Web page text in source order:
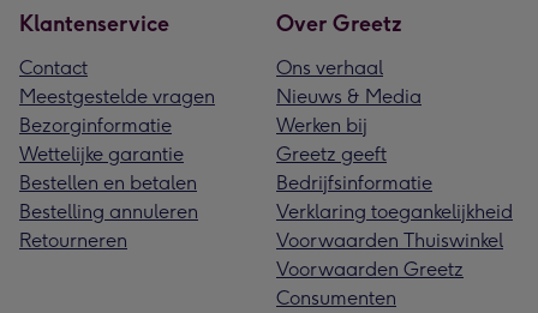
Klantenservice
Contact
Meestgestelde vragen
Bezorginformatie
Wettelijke garantie
Bestellen en betalen
Bestelling annuleren
Retourneren
Over Greetz
Ons verhaal
Nieuws & Media
Werken bij
Greetz geeft
Bedrijfsinformatie
Verklaring toegankelijkheid
Voorwaarden Thuiswinkel
Voorwaarden Greetz
Consumenten